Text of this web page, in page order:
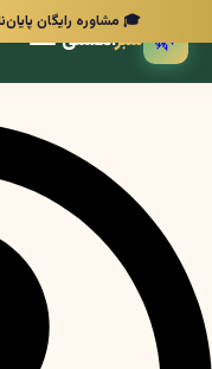
🎓 مشاوره رایگان
🌿 سبزانگشتی